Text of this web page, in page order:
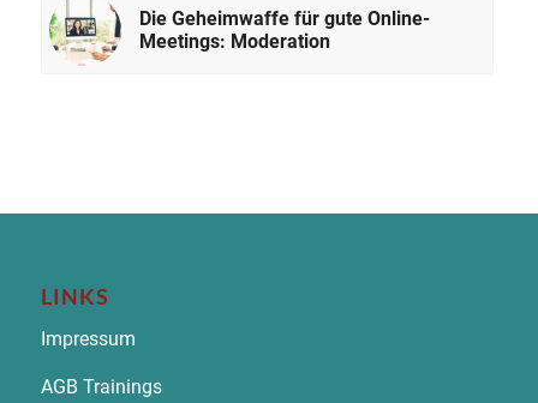
Die Geheimwaffe für gute Online-
Meetings: Moderation
LINKS
Impressum
AGB Trainings